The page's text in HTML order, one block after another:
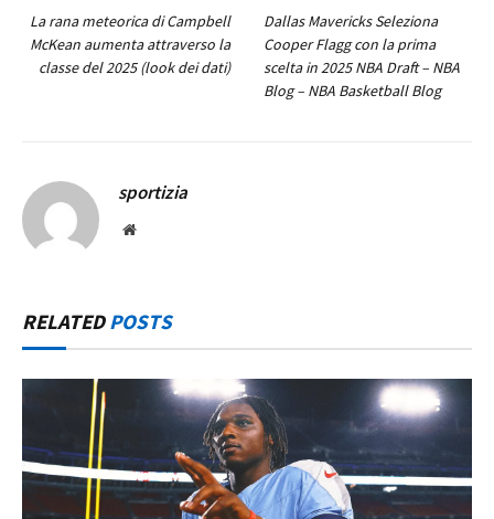
La rana meteorica di Campbell
McKean aumenta attraverso la
classe del 2025 (look dei dati)
Dallas Mavericks Seleziona
Cooper Flagg con la prima
scelta in 2025 NBA Draft – NBA
Blog – NBA Basketball Blog
sportizia
Website
RELATEDPOSTS